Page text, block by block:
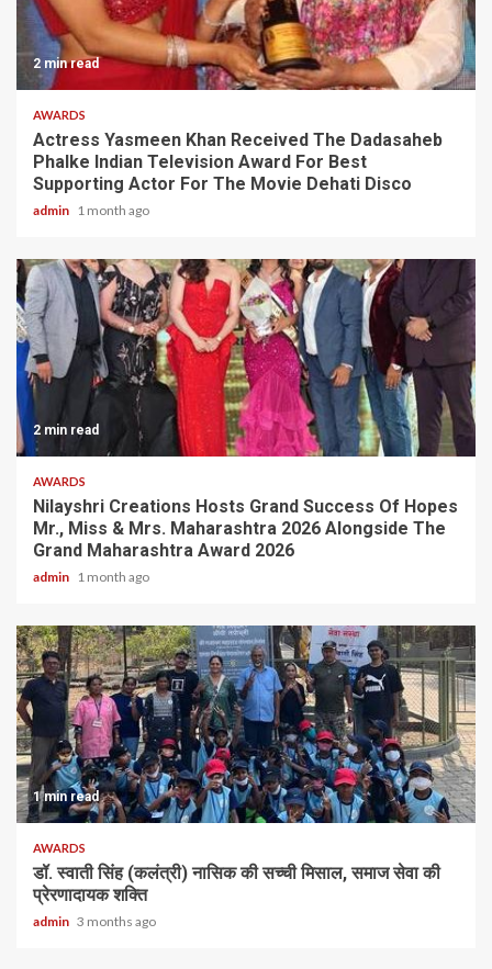
2 min read
AWARDS
Actress Yasmeen Khan Received The Dadasaheb
Phalke Indian Television Award For Best
Supporting Actor For The Movie Dehati Disco
admin 1 month ago
2 min read
AWARDS
Nilayshri Creations Hosts Grand Success Of Hopes
Mr., Miss & Mrs. Maharashtra 2026 Alongside The
Grand Maharashtra Award 2026
admin 1 month ago
1 min read
AWARDS
डॉ. स्वाती सिंह (कलंत्री) नासिक की सच्ची मिसाल, समाज सेवा की
प्रेरणादायक शक्ति
admin 3 months ago